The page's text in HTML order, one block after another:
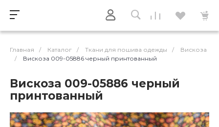
Главная / Каталог / Ткани для пошива одежды /
Вискоза
/
Вискоза 009-05886 черный принтованный
Вискоза 009-05886 черный
принтованный